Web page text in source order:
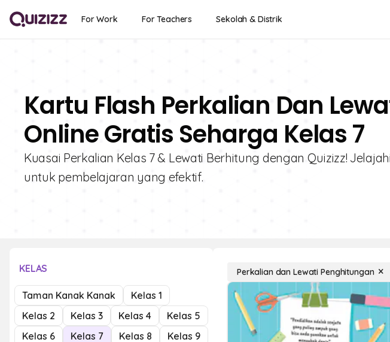
For Work For Teachers Sekolah & Distrik
Kartu Flash Perkalian Dan
Online Gratis Seharga Kelas 7
Kuasai Perkalian Kelas 7 & Lewati Berhitung dengan Quizizz!
untuk pembelajaran yang efektif.
KELAS
Taman Kanak Kanak
Kelas 1
Kelas 2
Kelas 3 Kelas 4
Kelas 5
Kelas 6
Kelas 7 Kelas 8
Kelas 9
Perkalian dan Lewati Penghitungan